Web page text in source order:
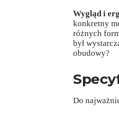
Wygląd i
konkretny
różnych
był
obudowy?
Do